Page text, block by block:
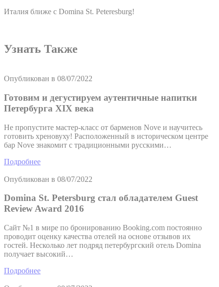
Подтвердить выбор
меньше инфо
Италия ближе с Domina St. Peteresburg!
Узнать Также
Опубликован в 08/07/2022
Готовим и дегустируем аутентичные напитки
Петербурга XIX века
Не пропустите мастер-класс от барменов Nove и научитесь
готовить хреновуху! Pасположенный в историческом центре
бар Nove знакомит с традиционными русскими…
Подробнее
Опубликован в 08/07/2022
Domina St. Petersburg стал обладателем Guest
Review Award 2016
Сайт №1 в мире по бронированию Booking.com постоянно
проводит оценку качества отелей на основе отзывов их
гостей. Несколько лет подряд петербургский отель Domina
получает высокий…
Подробнее